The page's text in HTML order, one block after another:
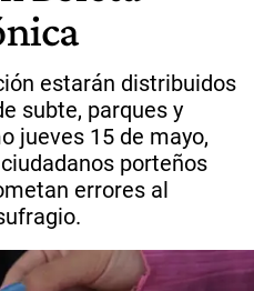
estarán distribuidos
subte, parques y
jueves 15 de mayo,
porteños
errores al